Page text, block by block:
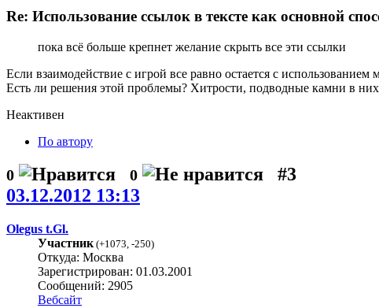
Re: Использование ссылок в тексте как основной
пока всё больше крепнет желание скрыть все эти ссылки
Если взаимодействие с игрой все равно остается с
Есть ли решения этой проблемы? Хитрости, подводные камни в
Неактивен
По автору
0 0
#3
03.12.2012 13:13
Olegus t.Gl.
Участник(+1073, -250)
Откуда: Москва
Зарегистрирован: 01.03.2001
Сообщений: 2905
Вебсайт